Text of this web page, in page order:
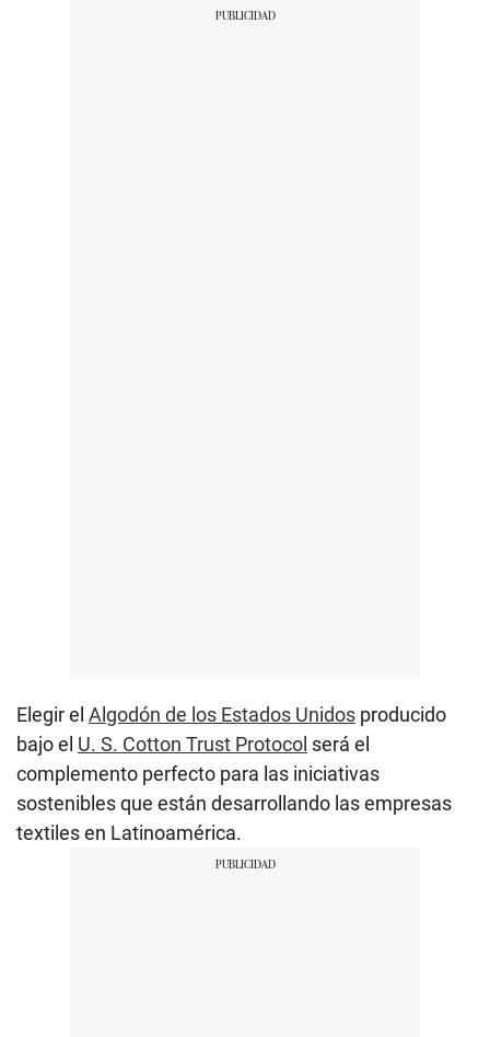
Elegir el Algodón de los Estados Unidos producido
bajo el U. S. Cotton Trust Protocol será el
complemento perfecto para las iniciativas
sostenibles que están desarrollando las empresas
textiles en Latinoamérica.